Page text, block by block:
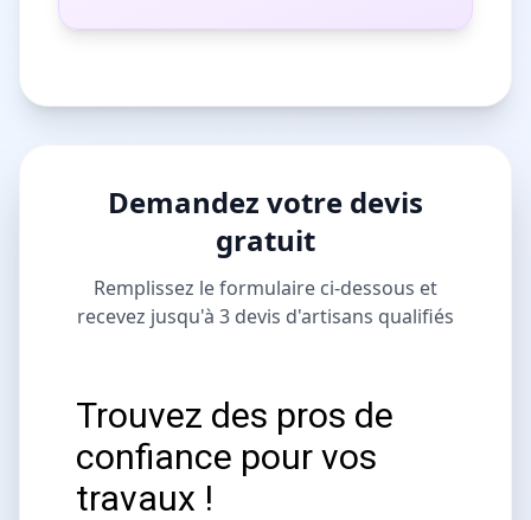
Demandez votre devis
gratuit
Remplissez le formulaire ci-dessous et
recevez jusqu'à 3 devis d'artisans qualifiés
Trouvez des pros de
confiance pour vos
travaux !